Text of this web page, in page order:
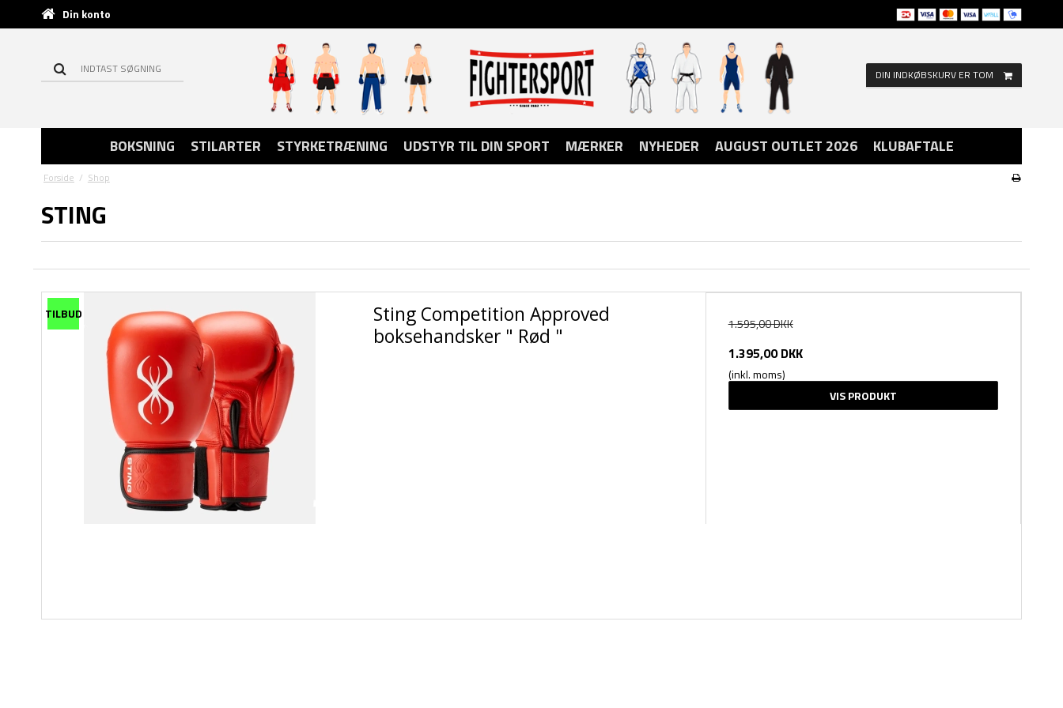
Din konto
DIN INDKØBSKURV ER TOM
BOKSNING STILARTER STYRKETRÆNING UDSTYR TIL DIN SPORT MÆRKER NYHEDER AUGUST OUTLET 2026 KLUBAFTALE
Forside / Shop
STING
TILBUD
Sting Competition Approved
boksehandsker " Rød "
1.595,00 DKK
1.395,00 DKK
(inkl. moms)
VIS PRODUKT